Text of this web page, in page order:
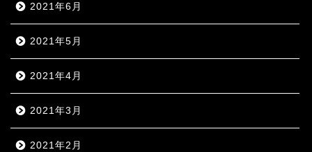
2021年6月
2021年5月
2021年4月
2021年3月
2021年2月